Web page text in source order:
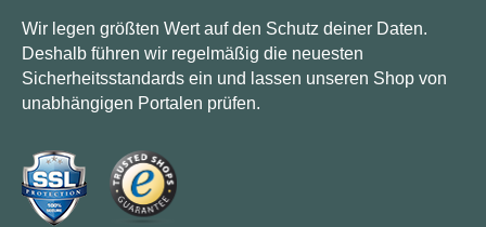
Wir legen größten Wert auf den Schutz deiner Daten.
Deshalb führen wir regelmäßig die neuesten
Sicherheitsstandards ein und lassen unseren Shop von
unabhängigen Portalen prüfen.